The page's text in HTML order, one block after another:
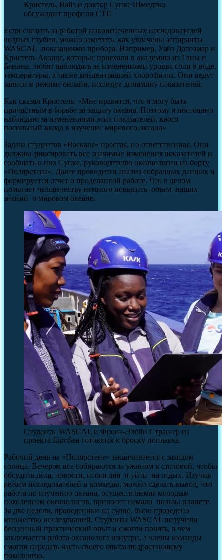
Кристель, Вайз и доктор Сунке Шмидтко
обсуждают профили CTD
Если следить за работой новоиспеченных исследователей
водных глубин, можно заметить, как увлечены аспиранты
WASCAL показаниями прибора. Например, Уайз Датсомар и
Кристель Аконде, которые приехали в академию из Ганы и
Бенина, любят наблюдать за изменениями уровня соли в воде,
температуры, а также концентрацией хлорофилла. Они ведут
записи в режиме онлайн, исследуя динамику показателей.
Как сказал Кристель: «Мне нравится, что я могу быть
причастным в борьбе за защиту океана. Поэтому я постоянно
наблюдаю за изменениями этих показателей, внося
посильный вклад в изучение мирового океана».
Задача студентов «Васкаля» простая, но ответственная. Они
должны фиксировать все значимые изменения показателей и
сообщать о них Сунке, руководителю океанологии на борту
«Полярстена». Далее проводится анализ собранных данных и
формируется отчет о проделанной работе. Что в целом
помогает человечеству немного повысить объем наших
знаний о мировом океане.
Студенты WASCAL и Фиона-Элейн Страссер из
проекта EuroSea готовятся к броску поплавка.
Рабочий день на «Полярстене» заканчивается с заходом
солнца. Вечером все собираются за ужином в столовой, чтобы
обсудить дела, новости, итоги дня и уйти на отдых. Изучив
режим исследователей и команды, можно сделать вывод, что
работа по изучению океана, осуществляемая молодым
поколением океанологов, приносит немало пользы планете.
За две недели, проведенные на судне, было проведено
множество исследований. Студенты WASCAL получили
бесценный практический опыт и смогли понять, в чем
заключается работа океанолога изнутри, а члены команды
смогли передать часть своего опыта подрастающему
поколению.